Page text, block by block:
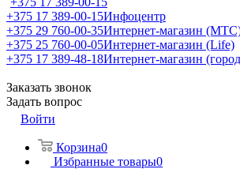
+375 17 389-00-15Инфоцентр
+375 29 760-00-35Интернет-магазин
+375 25 760-00-05Интернет-магазин (Life)
+375 17 389-48-18Интернет-магазин
Заказать звонок
Задать вопрос
Войти
Корзина0
Избранные товары0